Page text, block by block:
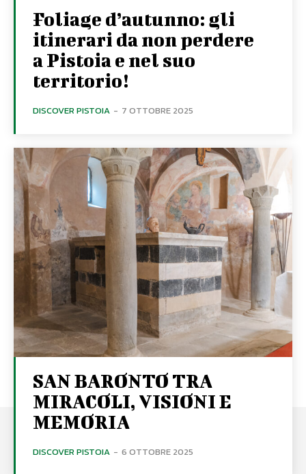
Foliage d’autunno: gli
itinerari da non perdere
a Pistoia e nel suo
territorio!
DISCOVER PISTOIA - 7 OTTOBRE 2025
SAN BARONTO TRA
MIRACOLI, VISIONI E
MEMORIA
DISCOVER PISTOIA - 6 OTTOBRE 2025